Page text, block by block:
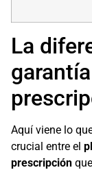
La
Aquí viene lo
crucial entre el
prescripción